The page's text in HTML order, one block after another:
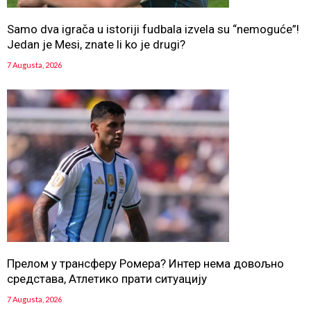
Samo dva igrača u istoriji fudbala izvela su “nemoguće”!
Jedan je Mesi, znate li ko je drugi?
7 Augusta, 2026
Прелом у трансферу Ромера? Интер нема довољно
средстава, Атлетико прати ситуацију
7 Augusta, 2026